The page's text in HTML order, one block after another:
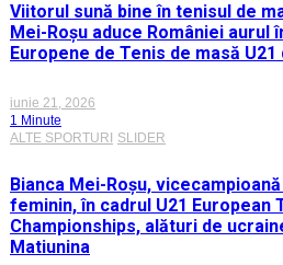
Viitorul sună bine în tenisul de
Mei-Roșu aduce României aurul
Europene de Tenis de masă U21
iunie 21, 2026
1 Minute
ALTE SPORTURI SLIDER
Bianca Mei-Roșu,
feminin, în cadrul U21 European
Championships, alături de
Matiunina